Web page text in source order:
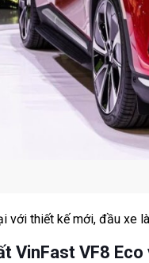
với thiết kế mới, đầu xe
VinFast VF8 Eco